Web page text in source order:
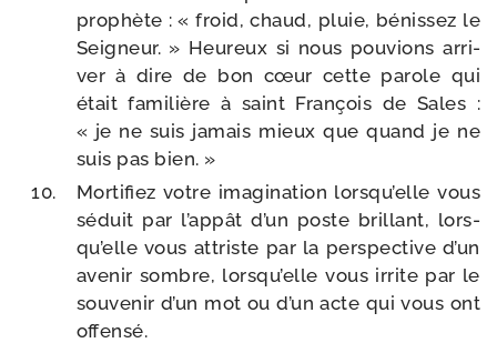
pro­phète : « froid, chaud, pluie, bénis­sez le
Seigneur. » Heureux si nous pou­vions arri­
ver à dire de bon cœur cette parole qui
était fami­lière à saint François de Sales :
« je ne suis jamais mieux que quand je ne
suis pas bien. »
Mortifiez votre ima­gi­na­tion lors­qu’elle vous
séduit par l’ap­pât d’un poste brillant, lors­
qu’elle vous attriste par la pers­pec­tive d’un
ave­nir sombre, lors­qu’elle vous irrite par le
sou­ve­nir d’un mot ou d’un acte qui vous ont
offensé.